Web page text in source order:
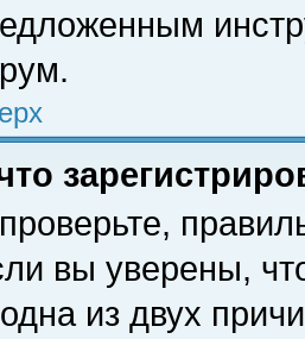
вы уверены,
из двух